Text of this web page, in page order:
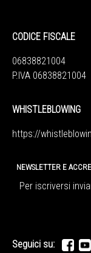
CODICE FISCALE
06838821004
P.IVA 06838821004
WHISTLEBLOWING
https://
NEWSLETTER E
Per iscriversi
Seguici su: